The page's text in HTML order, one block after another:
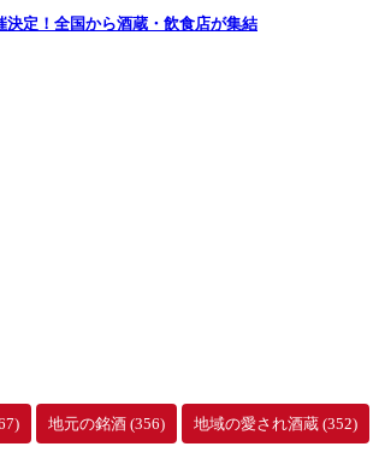
定！全国から酒蔵・飲食店が集結
地元の銘酒 (356) 地域の愛され酒蔵 (352)